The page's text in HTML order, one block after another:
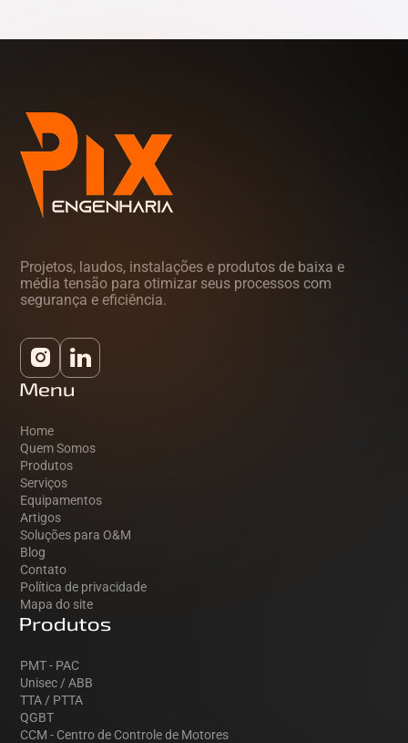
Projetos, laudos, instalações e produtos de baixa e
média tensão para otimizar seus processos com
segurança e eficiência.
Menu
Home
Quem Somos
Produtos
Serviços
Equipamentos
Artigos
Soluções para O&M
Blog
Contato
Política de privacidade
Mapa do site
Produtos
PMT - PAC
Unisec / ABB
TTA / PTTA
QGBT
CCM - Centro de Controle de Motores